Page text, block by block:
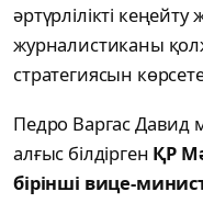
әртүрлілікті
журналистиканы
стратегиясын
Педро Варгас
алғыс білдірген ҚР
бірінші вице-